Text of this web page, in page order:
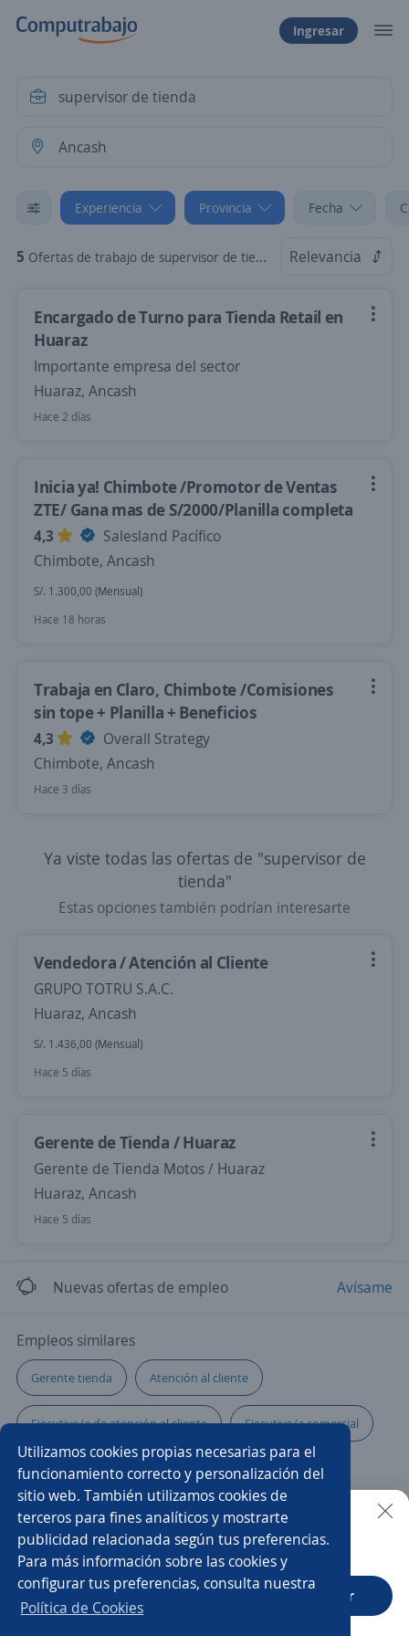
Ingresar
Experiencia Provincia Fecha
5 Ofertas de trabajo de supervisor de tienda sin experiencia en Ancash Relevancia
Encargado de Turno para Tienda Retail en
Huaraz
Importante empresa del sector
Huaraz, Ancash
Hace 2 días
Inicia ya! Chimbote /Promotor de Ventas
ZTE/ Gana mas de S/2000/Planilla completa
4,3
Salesland Pacífico
Chimbote, Ancash
S/. 1.300,00 (Mensual)
Hace 18 horas
Trabaja en Claro, Chimbote /Comisiones
sin tope + Planilla + Beneficios
4,3
Overall Strategy
Chimbote, Ancash
Hace 3 días
Ya viste todas las ofertas de "supervisor de
tienda"
Estas opciones también podrían interesarte
Vendedora / Atención al Cliente
GRUPO TOTRU S.A.C.
Huaraz, Ancash
S/. 1.436,00 (Mensual)
Hace 5 días
Gerente de Tienda / Huaraz
Gerente de Tienda Motos / Huaraz
Huaraz, Ancash
Hace 5 días
Nuevas ofertas de empleo Avísame
Empleos similares
Gerente tienda Atención al cliente
Ejecutivo/a de atención al cliente Ejecutivo/a comercial
Asesor/a de ventas Encargado/a de tienda
Mercaderista de ruta Promotor/a línea blanca
Administrador/a de tienda Impulsador/a
Mercaderista Ejecutivo/a de ventas
Buscar es más fácil en la app
CT App Abrir
Utilizamos cookies propias necesarias para el
funcionamiento correcto y personalización del
sitio web. También utilizamos cookies de
terceros para fines analíticos y mostrarte
publicidad relacionada según tus preferencias.
Para más información sobre las cookies y
configurar tus preferencias, consulta nuestra
Política de Cookies